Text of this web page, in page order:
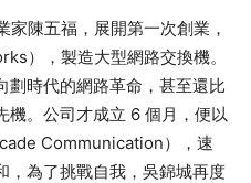
陳五福，展開第一次創業，
），製造大型網路交換機。
劃時代的網路革命，甚至還比
機。公司才成立 6 個月，便以
Communication），速
，為了挑戰自我，吳錦城再度